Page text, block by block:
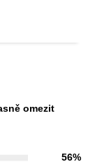
omezit
56%